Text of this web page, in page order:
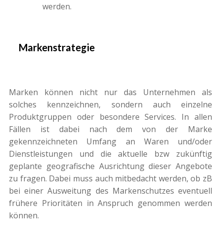
werden.
Markenstrategie
Marken können nicht nur das Unternehmen als
solches kennzeichnen, sondern auch einzelne
Produktgruppen oder besondere Services. In allen
Fällen ist dabei nach dem von der Marke
gekennzeichneten Umfang an Waren und/oder
Dienstleistungen und die aktuelle bzw zukünftig
geplante geografische Ausrichtung dieser Angebote
zu fragen. Dabei muss auch mitbedacht werden, ob zB
bei einer Ausweitung des Markenschutzes eventuell
frühere Prioritäten in Anspruch genommen werden
können.